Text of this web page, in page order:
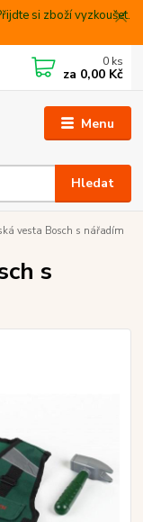
si zboží vyzkoušet.
Menu
Hledat
0 ks
za 0,00 Kč
vesta Bosch s nářadím
s